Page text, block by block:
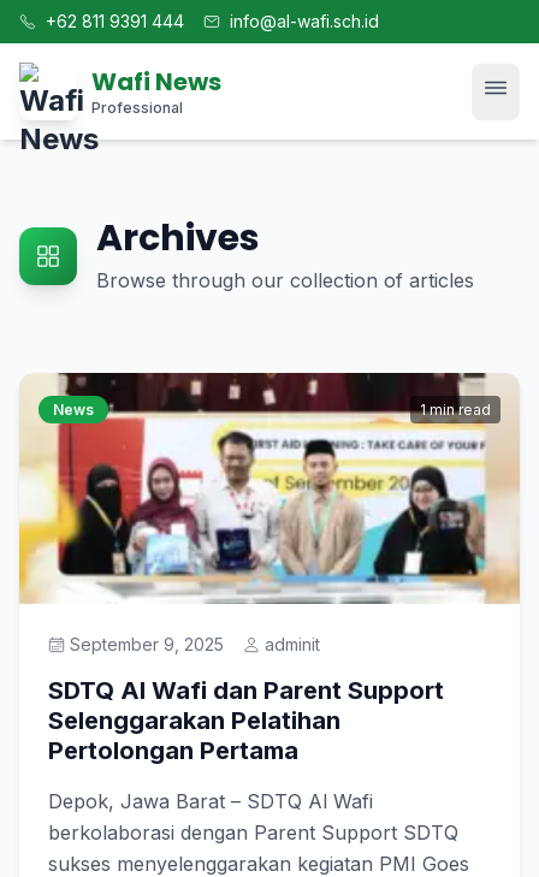
+62 811 9391 444 info@al-wafi.sch.id
Wafi News
Professional
News
Blog
Kajian
Prestasi
Archives
Browse through our collection of articles
News 1 min read
September 9, 2025 adminit
SDTQ Al Wafi dan Parent Support
Selenggarakan Pelatihan
Pertolongan Pertama
Depok, Jawa Barat – SDTQ Al Wafi
berkolaborasi dengan Parent Support SDTQ
sukses menyelenggarakan kegiatan PMI Goes